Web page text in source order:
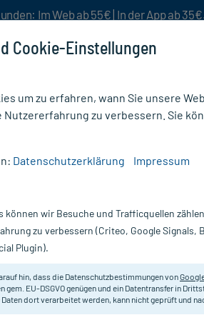
Im Web ab 55€ | In der App ab
Nur für kurze Zeit:Gratis-Versand* ab
bei
Artelac
Cookie-Einstellungen
um zu erfahren, wann Sie unsere
Nutzererfahrung zu verbessern. Sie
Datenschutzerklärung Impressum
können wir Besuche und Trafficquellen
zu verbessern (Criteo, Google Signals,
Plugin).
hin, dass die Datenschutzbestimmungen von
gem. EU-DSGVO genügen und ein Datentransfer in
Daten dort verarbeitet werden, kann nicht geprüft und